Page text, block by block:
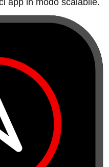
app in modo scalabile.